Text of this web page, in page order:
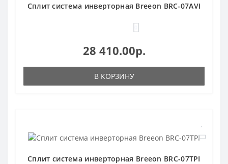
Сплит система инверторная Breeon BRC-07AVI
28 410.00р.
В КОРЗИНУ
Сплит система инверторная Breeon BRC-07TPI